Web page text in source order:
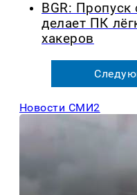
BGR:
делает ПК
хакеров
Новости СМИ2